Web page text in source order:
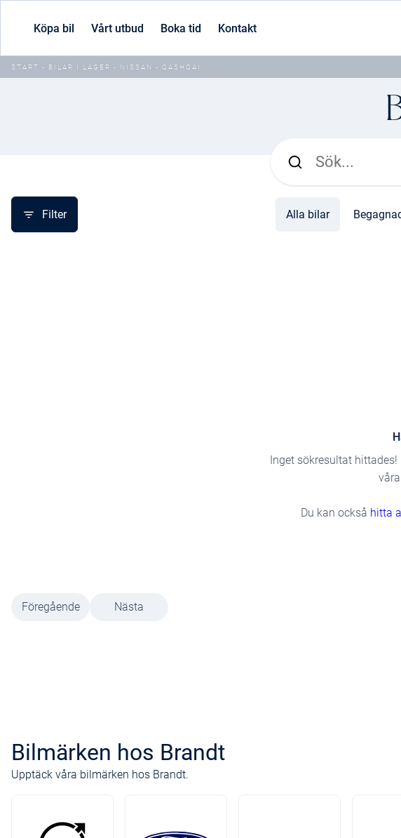
Köpa bil Vårt utbud Boka tid Kontakt
START - BILAR I LAGER - NISSAN - QASHQAI
Filter Alla bilar
Inget sökresultat
Du kan också hitta
Föregående Nästa
Bilmärken hos Brandt
Upptäck våra bilmärken hos Brandt.